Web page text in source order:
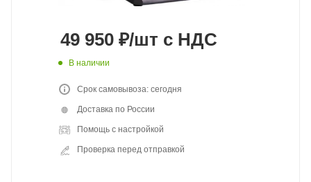
49 950 ₽/шт с НДС
В наличии
Срок самовывоза: сегодня
Доставка по России
Помощь с настройкой
Проверка перед отправкой